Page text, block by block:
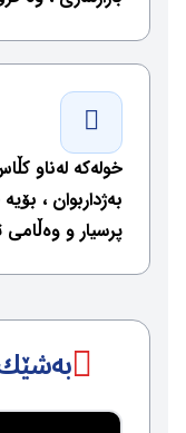
خولەكە لەناو
بەژداربوان ،
پرسیار و